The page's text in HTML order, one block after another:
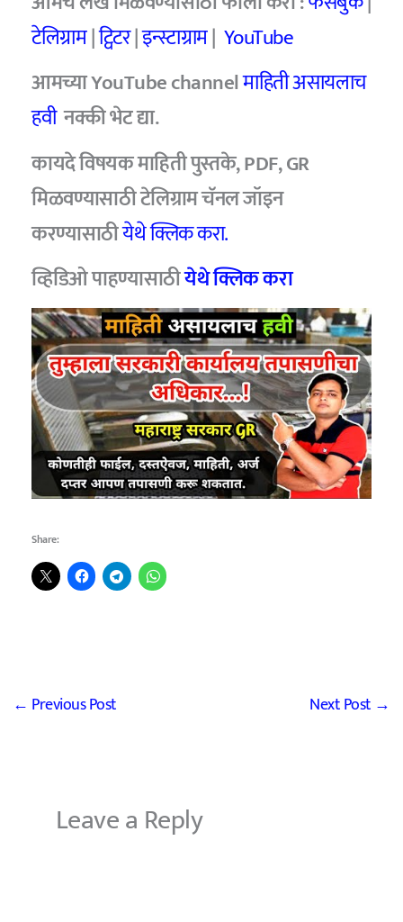
टेलिग्राम|ट्विटर|इन्स्टाग्राम| YouTube
आमच्या YouTube channelमाहिती असायलाच
हवी नक्की भेट द्या.
कायदे विषयक माहिती पुस्तके, PDF, GR
मिळवण्यासाठी टेलिग्राम चॅनल जॉइन
करण्यासाठीयेथे क्लिक करा.
व्हिडिओ पाहण्यासाठीयेथे क्लिक करा
Share:
← Previous Post Next Post →
Leave a Reply